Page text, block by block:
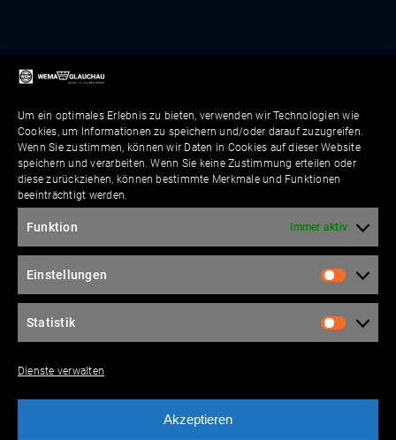
Um ein optimales Erlebnis zu bieten, verwenden wir Technologien wie
Cookies, um Informationen zu speichern und/oder darauf zuzugreifen.
Wenn Sie zustimmen, können wir Daten in Cookies auf dieser Website
speichern und verarbeiten. Wenn Sie keine Zustimmung erteilen oder
diese zurückziehen, können bestimmte Merkmale und Funktionen
beeinträchtigt werden.
Funktion Immer aktiv
Einstellungen
Statistik
Dienste verwalten
Akzeptieren